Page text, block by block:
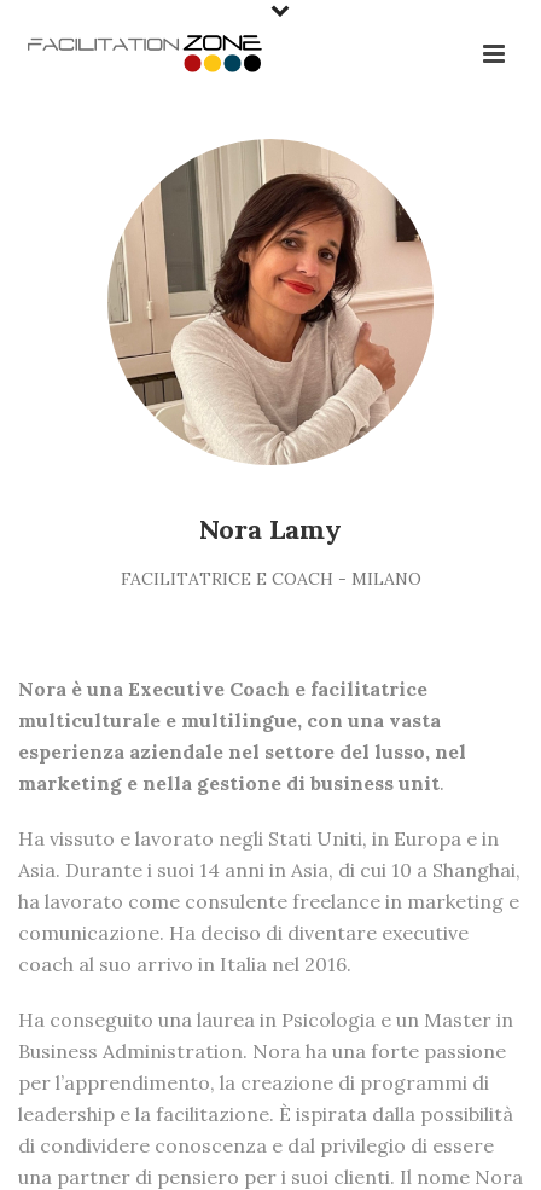
Nora Lamy
FACILITATRICE E COACH - MILANO
Nora è una Executive Coach e facilitatrice
multiculturale e multilingue, con una vasta
esperienza aziendale nel settore del lusso, nel
marketing e nella gestione di business unit.
Ha vissuto e lavorato negli Stati Uniti, in Europa e in
Asia. Durante i suoi 14 anni in Asia, di cui 10 a Shanghai,
ha lavorato come consulente freelance in marketing e
comunicazione. Ha deciso di diventare executive
coach al suo arrivo in Italia nel 2016.
Ha conseguito una laurea in Psicologia e un Master in
Business Administration. Nora ha una forte passione
per l’apprendimento, la creazione di programmi di
leadership e la facilitazione. È ispirata dalla possibilità
di condividere conoscenza e dal privilegio di essere
una partner di pensiero per i suoi clienti. Il nome Nora